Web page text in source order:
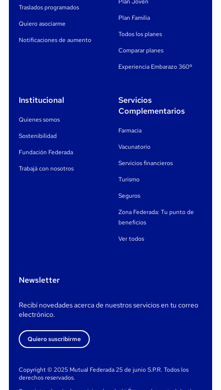
Traslados programados
Quiero asociarme
Notificaciones de aumento
Plan Familia
Todos los planes
Comparar planes
Experiencia Embarazo 360º
Institucional
Quienes somos
Sostenibilidad
Fundación Federada
Trabajá con nosotros
Servicios
Complementarios
Farmacia
Vacunatorio
Servicios financieros
Turismo
Seguros
Zona Federada: Tu punto de
beneficios
Ver todos
Newsletter
Recibí novedades acerca de nuestros servicios en tu correo
electrónico.
Quiero suscribirme
Copyright © 2025 Mutual Federada 25 de junio S.P.R. Todos los
derechos reservados.